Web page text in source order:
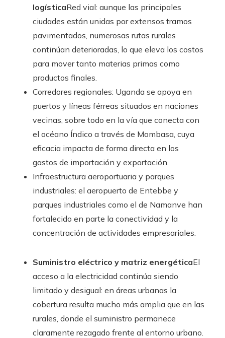
logísticaRed vial: aunque las principales
ciudades están unidas por extensos tramos
pavimentados, numerosas rutas rurales
continúan deterioradas, lo que eleva los costos
para mover tanto materias primas como
productos finales.
Corredores regionales: Uganda se apoya en
puertos y líneas férreas situados en naciones
vecinas, sobre todo en la vía que conecta con
el océano Índico a través de Mombasa, cuya
eficacia impacta de forma directa en los
gastos de importación y exportación.
Infraestructura aeroportuaria y parques
industriales: el aeropuerto de Entebbe y
parques industriales como el de Namanve han
fortalecido en parte la conectividad y la
concentración de actividades empresariales.
Suministro eléctrico y matriz energéticaEl
acceso a la electricidad continúa siendo
limitado y desigual: en áreas urbanas la
cobertura resulta mucho más amplia que en las
rurales, donde el suministro permanece
claramente rezagado frente al entorno urbano.